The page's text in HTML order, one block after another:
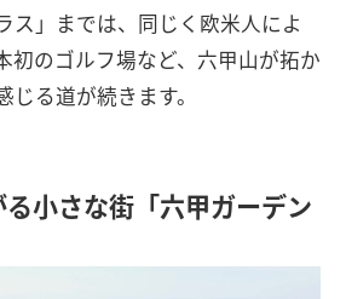
ス」までは、同じく欧米人によ
初のゴルフ場など、六甲山が拓か
る道が続きます。
小さな街「六甲ガーデン